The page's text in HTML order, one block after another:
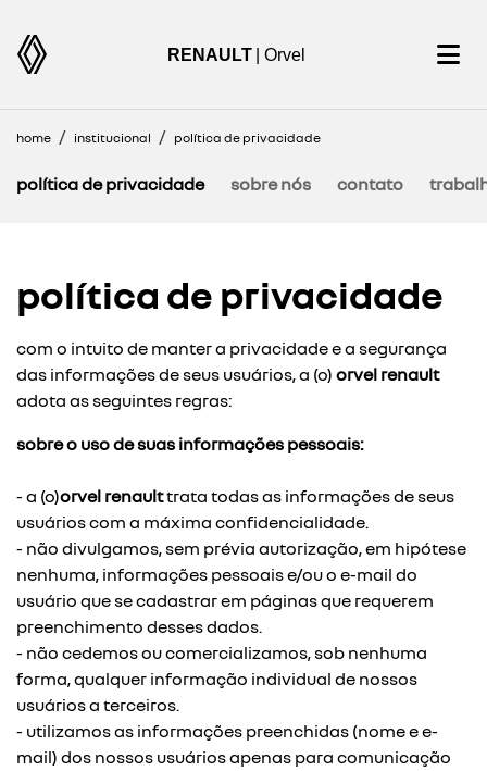
RENAULT | Orvel
home institucional política de privacidade
sobre nós contato
política de privacidade
política de privacidade
com o intuito de manter a privacidade e a segurança
das informações de seus usuários, a (o) orvel renault
adota as seguintes regras:
sobre o uso de suas informações pessoais:
- a (o)orvel renaulttrata todas as informações de seus
usuários com a máxima confidencialidade.
- não divulgamos, sem prévia autorização, em hipótese
nenhuma, informações pessoais e/ou o e-mail do
usuário que se cadastrar em páginas que requerem
preenchimento desses dados.
- não cedemos ou comercializamos, sob nenhuma
forma, qualquer informação individual de nossos
usuários a terceiros.
- utilizamos as informações preenchidas (nome e e-
mail) dos nossos usuários apenas para comunicação